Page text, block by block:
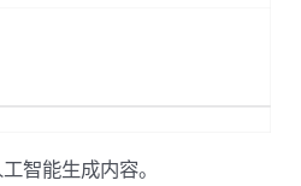
智能生成内容。